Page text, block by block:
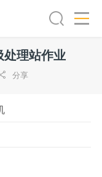
冷再生机 吊管机
理站作业
分享